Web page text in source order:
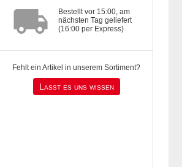
local_shipping
Bestellt vor 15:00, am
nächsten Tag geliefert
(16:00 per Express)
Fehlt ein Artikel in unserem Sortiment?
Lasst es uns wissen